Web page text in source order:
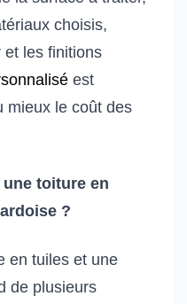
choisis,
et les finitions
est
mieux le coût des
toiture en
?
en tuiles et une
de plusieurs